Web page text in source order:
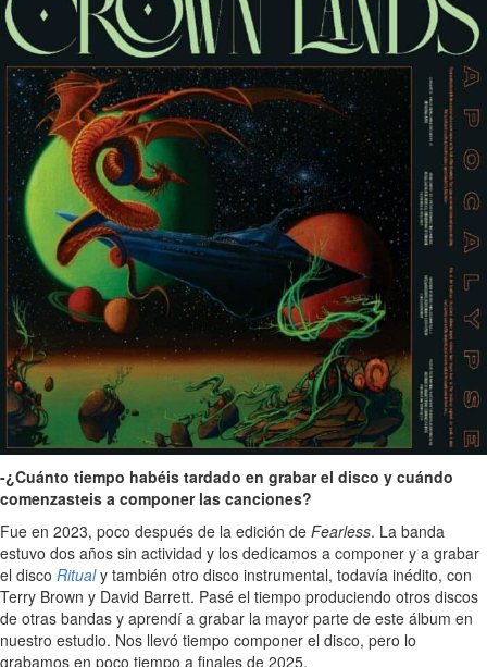
-¿Cuánto tiempo habéis tardado en grabar el disco y cuándo
comenzasteis a componer las canciones?
Fue en 2023, poco después de la edición de Fearless. La banda
estuvo dos años sin actividad y los dedicamos a componer y a grabar
el disco Ritualy también otro disco instrumental, todavía inédito, con
Terry Brown y David Barrett. Pasé el tiempo produciendo otros discos
de otras bandas y aprendí a grabar la mayor parte de este álbum en
nuestro estudio. Nos llevó tiempo componer el disco, pero lo
grabamos en poco tiempo a finales de 2025.